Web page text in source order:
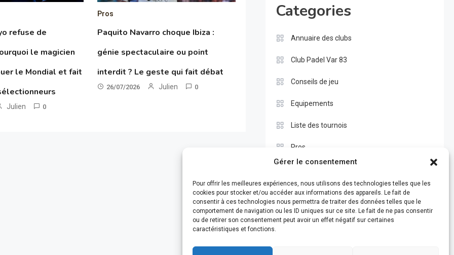
Gérer le consentement
Pour offrir les meilleures expériences, nous utilisons des technologies telles que les
cookies pour stocker et/ou accéder aux informations des appareils. Le fait de
consentir à ces technologies nous permettra de traiter des données telles que le
comportement de navigation ou les ID uniques sur ce site. Le fait de ne pas consentir
ou de retirer son consentement peut avoir un effet négatif sur certaines
caractéristiques et fonctions.
refuse de
le magicien
le Mondial et fait
Julien 0
Pros
Paquito Navarro choque Ibiza :
génie spectaculaire ou point
interdit ? Le geste qui fait débat
26/07/2026 Julien 0
Categories
Annuaire des clubs
Club Padel Var 83
Conseils de jeu
Equipements
Liste des tournois
Pros
Test